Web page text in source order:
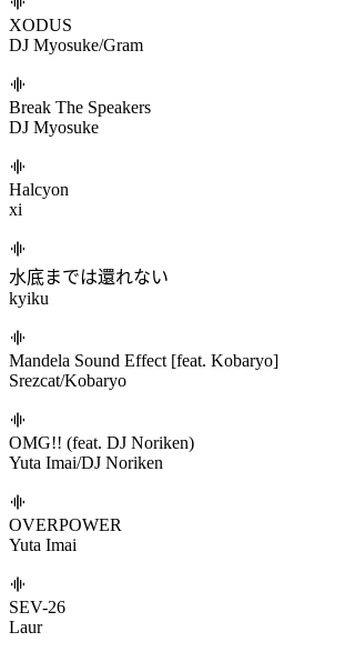
Elemental Ethnic
Yooh
WATAGASHI RUSH
takehirotei/Silis
Foolish Ambition
Toneix/Scutoid
Crafted in Ice
Ekcle
閃鋼のブリューナク
sasakure.UK/ピリオ
XODUS
DJ Myosuke/Gram
Break The Speakers
DJ Myosuke
Halcyon
xi